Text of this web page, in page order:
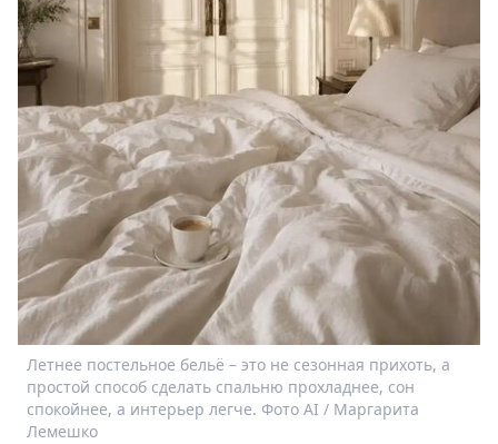
Скачай
Metro
Летнее постельное бельё – это не сезонная прихоть, а
простой способ сделать спальню прохладнее, сон
спокойнее, а интерьер легче. Фото AI / Маргарита
Лемешко